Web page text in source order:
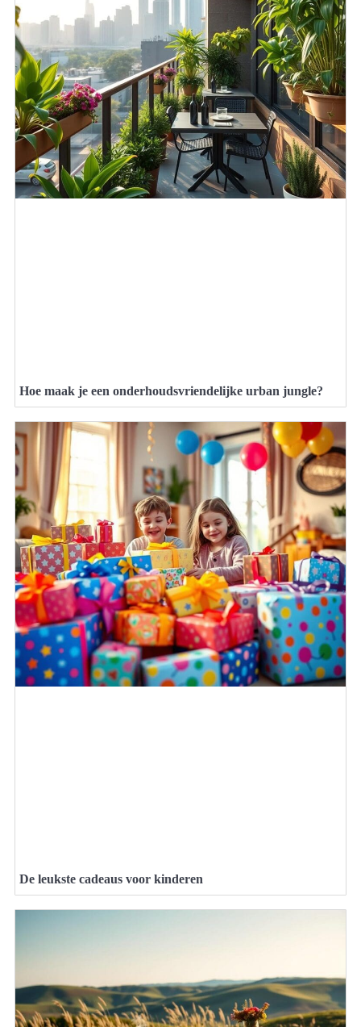
Hoe maak je een onderhoudsvriendelijke urban jungle?
De leukste cadeaus voor kinderen